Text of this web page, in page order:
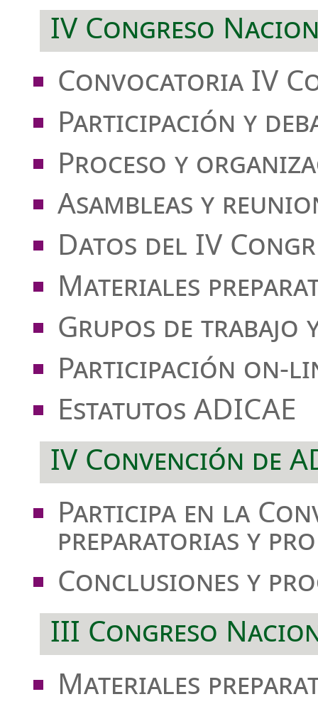
IV Congreso
Convocatoria IV
Participación y
Proceso y
Asambleas y
Datos del IV
Materiales
Grupos de trabajo
Participación on-
Estatutos ADICAE
IV Convención de
Participa en la
preparatorias y
Conclusiones y
III Congreso
Materiales